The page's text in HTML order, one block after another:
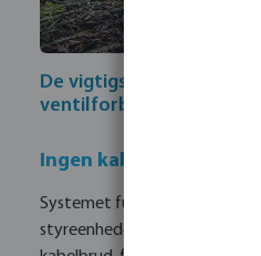
De vigtigste fordele ved
ventilforbindelse
Ingen kabelføring på
Systemet fungerer
styreenheden og ventilkassen.